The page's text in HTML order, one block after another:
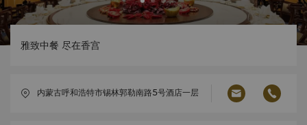
雅致中餐 尽在香宫
内蒙古呼和浩特市锡林郭勒南路5号酒店一层